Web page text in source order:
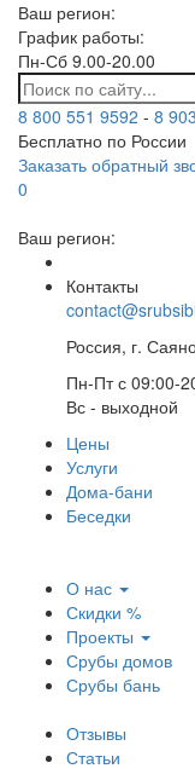
Ваш регион:
График работы:
Пн-Сб 9.00-20.00
8 800 551 9592 - 8
Бесплатно по России
Заказать обратный
0
Ваш регион:
Контакты
Россия, г.
Пн-Пт с 09:00-
Вс - выходной
Цены
Услуги
Дома-бани
Беседки
О нас
Скидки %
Проекты
Срубы домов
Срубы бань
Отзывы
Статьи